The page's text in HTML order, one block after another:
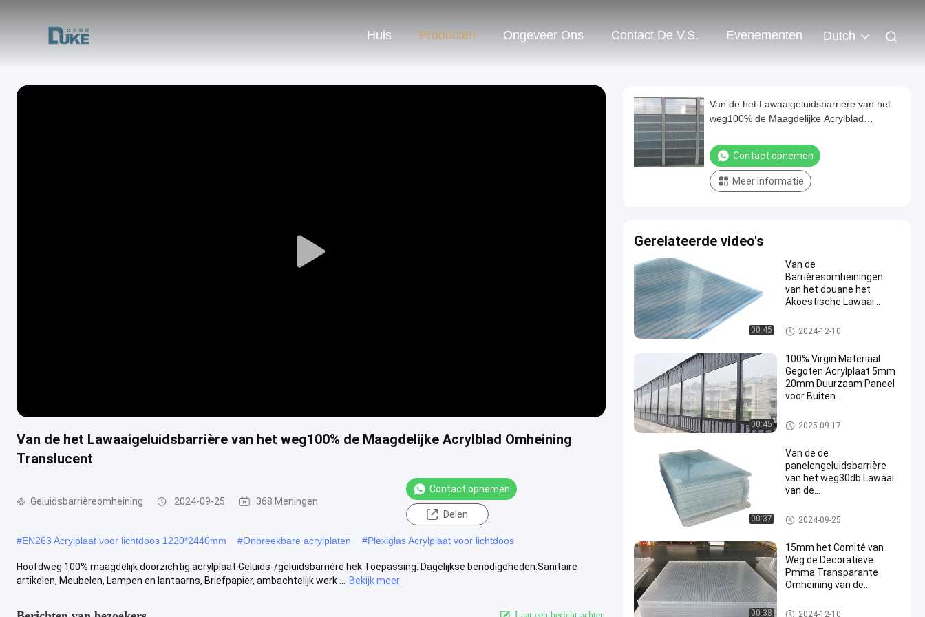
Huis Producten Ongeveer Ons Contact De V.S. Evenementen Dutch
Play
Van de het Lawaaigeluidsbarrière van het weg100% de Maagdelijke Acrylblad Omheining
Translucent
Geluidsbarrièreomheining 2024-09-25 368 Meningen
Contact opnemen
Delen
#EN263 Acrylplaat voor lichtdoos 1220*2440mm #Onbreekbare acrylplaten #Plexiglas Acrylplaat voor lichtdoos
Hoofdweg 100% maagdelijk doorzichtig acrylplaat Geluids-/geluidsbarrière hek Toepassing: Dagelijkse benodigdheden:Sanitaire
artikelen, Meubelen, Lampen en lantaarns, Briefpapier, ambachtelijk werk ...
Bekijk meer
Laat een bericht achter.
Van de het Lawaaigeluidsbarrière van het
weg100% de Maagdelijke Acrylblad
Contact opnemen
Meer informatie
Gerelateerde video's
00:45
Van de
Barrièresomheiningen
van het douane het
Akoestische Lawaai
Acrylblad
Geluidsbarrièreomheining
2024-12-10
00:45
100% Virgin Materiaal
Gegoten Acrylplaat 5mm
20mm Duurzaam Paneel
voor Buiten
Geluidsbarrièreomheining
2025-09-17
00:37
Van de de
panelengeluidsbarrière
van het weg30db Lawaai
van de
de acrylbladen
Geluidsbarrièreomheining
2024-09-25
00:38
15mm het Comité van
Weg de Decoratieve
Pmma Transparante
Omheining van de
Geluidsbarrièreomheining
2024-12-10